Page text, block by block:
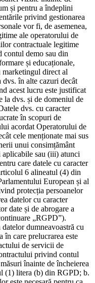
și pentru a îndeplini
privind gestionarea
vor fi, de asemenea,
ale operatorului de
contractuale legitime
contul demo sau din
și educaționale,
marketingul direct al
dvs. în alte cazuri decât
acest lucru este justificat
la dvs. și de domeniul de
dvs. cu caracter
în scopuri de
acordat Operatorului de
cele menționate mai sus
unui consimțământ
sau (iii) atunci
care datele cu caracter
6 alineatul (4) din
European și al
protecția persoanelor
datelor cu caracter
date și de abrogare a
„RGPD”).
dumneavoastră cu
în care prelucrarea este
de servicii de
privind contul
înainte de încheierea
(1) litera (b) din RGPD; b.